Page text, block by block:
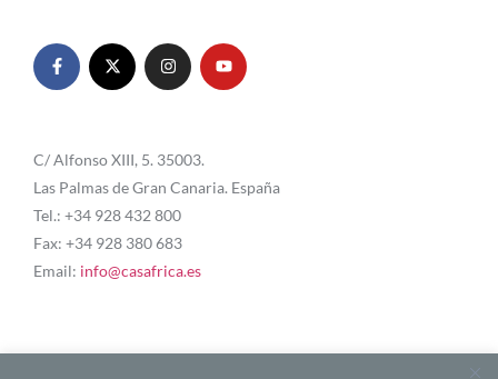
C/ Alfonso XIII, 5. 35003.
Las Palmas de Gran Canaria. España
Tel.: +34 928 432 800
Fax: +34 928 380 683
Email: info@casafrica.es